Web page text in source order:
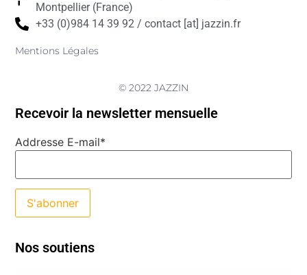
Montpellier (France)
+33 (0)984 14 39 92 / contact [at] jazzin.fr
Mentions Légales
© 2022 JAZZIN
Recevoir la newsletter mensuelle
Addresse E-mail*
Nos soutiens